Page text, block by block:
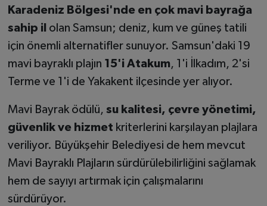
Karadeniz Bölgesi'nde en çok mavi bayrağa
sahip il olan Samsun; deniz, kum ve güneş tatili
için önemli alternatifler sunuyor. Samsun'daki 19
mavi bayraklı plajın 15'i Atakum, 1'i İlkadım, 2'si
Terme ve 1'i de Yakakent ilçesinde yer alıyor.
Mavi Bayrak ödülü, su kalitesi, çevre yönetimi,
güvenlik ve hizmet kriterlerini karşılayan plajlara
veriliyor. Büyükşehir Belediyesi de hem mevcut
Mavi Bayraklı Plajların sürdürülebilirliğini sağlamak
hem de sayıyı artırmak için çalışmalarını
sürdürüyor.